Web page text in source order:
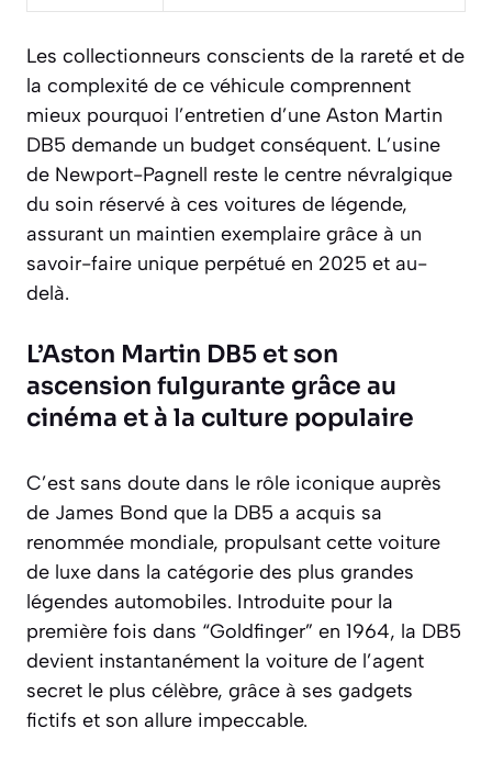
Les collectionneurs conscients de la rareté et de
la complexité de ce véhicule comprennent
mieux pourquoi l’entretien d’une Aston Martin
DB5 demande un budget conséquent. L’usine
de Newport-Pagnell reste le centre névralgique
du soin réservé à ces voitures de légende,
assurant un maintien exemplaire grâce à un
savoir-faire unique perpétué en 2025 et au-
delà.
L’Aston Martin DB5 et son
ascension fulgurante grâce au
cinéma et à la culture populaire
C’est sans doute dans le rôle iconique auprès
de James Bond que la DB5 a acquis sa
renommée mondiale, propulsant cette voiture
de luxe dans la catégorie des plus grandes
légendes automobiles. Introduite pour la
première fois dans “Goldfinger” en 1964, la DB5
devient instantanément la voiture de l’agent
secret le plus célèbre, grâce à ses gadgets
fictifs et son allure impeccable.